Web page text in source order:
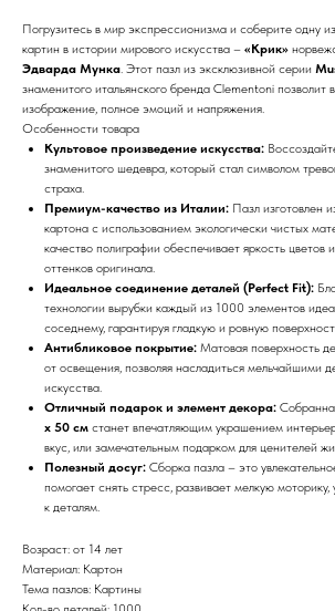
Погрузитесь в мир экспрессионизма и соберите одну
картин в истории мирового искусства – «Крик»
Эдварда Мунка. Этот пазл из эксклюзивной серии
знаменитого итальянского бренда Clementoni позволит
изображение, полное эмоций и напряжения.
Особенности товара
Культовое произведение искусства:
знаменитого шедевра, который стал символом
страха.
Премиум-качество из Италии: Пазл изготовлен
картона с использованием экологически чистых
качество полиграфии обеспечивает яркость цветов
оттенков оригинала.
Идеальное соединение деталей (Perfect Fit):
технологии вырубки каждый из 1000 элементов
соседнему, гарантируя гладкую и ровную
Антибликовое покрытие: Матовая поверхность
от освещения, позволяя насладиться мельчайшими
искусства.
Отличный подарок и элемент декора:
х 50 см станет впечатляющим украшением
вкус, или замечательным подарком для ценителей
Полезный досуг: Сборка пазла – это
помогает снять стресс, развивает мелкую
к деталям.
Возраст: от 14 лет
Материал: Картон
Тема пазлов: Картины